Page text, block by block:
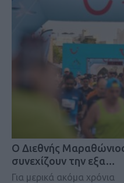
Ο Διεθνής
συνεχίζουν την εξα…
Για μερικά ακόμα χρόνια